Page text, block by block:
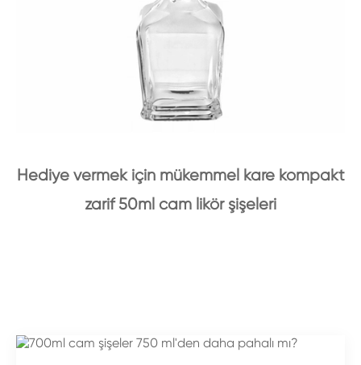
Hediye vermek için mükemmel kare kompakt
zarif 50ml cam likör şişeleri